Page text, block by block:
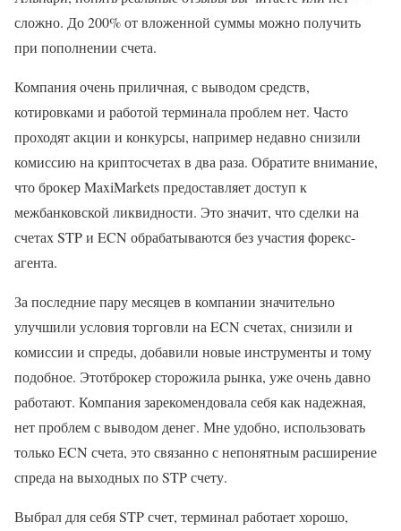
сложно. До 200% от вложенной суммы можно получить
при пополнении счета.
Компания очень приличная, с выводом средств,
котировками и работой терминала проблем нет. Часто
проходят акции и конкурсы, например недавно снизили
комиссию на криптосчетах в два раза. Обратите внимание,
что брокер MaxiMarkets предоставляет доступ к
межбанковской ликвидности. Это значит, что сделки на
счетах STP и ECN обрабатываются без участия форекс-
агента.
За последние пару месяцев в компании значительно
улучшили условия торговли на ECN счетах, снизили и
комиссии и спреды, добавили новые инструменты и тому
подобное. Этотброкер сторожила рынка, уже очень давно
работают. Компания зарекомендовала себя как надежная,
нет проблем с выводом денег. Мне удобно, использовать
только ECN счета, это связанно с непонятным расширение
спреда на выходных по STP счету.
Выбрал для себя STP счет, терминал работает хорошо,